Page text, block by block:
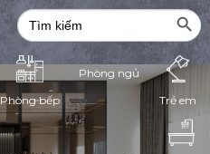
Search
for:
Search
Phòng bếp
Phòng ngủ
Trẻ em